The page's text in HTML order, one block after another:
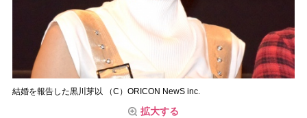
結婚を報告した黒川芽以 （C）ORICON NewS inc.
拡大する